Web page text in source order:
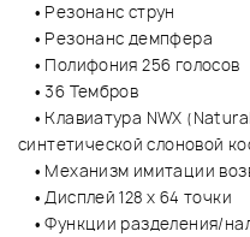
• Резонанс струн
• Резонанс демпфера
• Полифония 256 голосов
• 36 Тембров
• Клавиатура NWX
синтетической слоновой
• Механизм имитации
• Дисплей 128 x 64 точки
• Функции разделения/